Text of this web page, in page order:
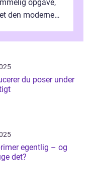
opgave,
den moderne
du poser under
egentlig – og
det?